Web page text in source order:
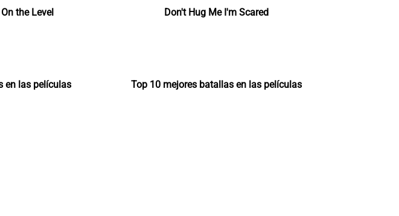
the Level Don't Hug Me I'm Scared
en las películas Top 10 mejores batallas en las películas